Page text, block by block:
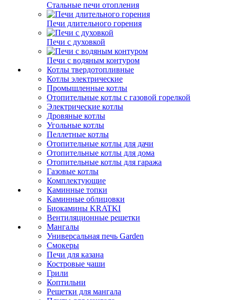
Стальные печи отопления
Печи длительного горения
Печи с духовкой
Печи с водяным контуром
Котлы твердотопливные
Котлы электрические
Промышленные котлы
Отопительные котлы с газовой горелкой
Электрические котлы
Дровяные котлы
Угольные котлы
Пеллетные котлы
Отопительные котлы для дачи
Отопительные котлы для дома
Отопительные котлы для гаража
Газовые котлы
Комплектующие
Каминные топки
Каминные облицовки
Биокамины KRATKI
Вентиляционные решетки
Мангалы
Универсальная печь Garden
Смокеры
Печи для казана
Костровые чаши
Грили
Коптильни
Решетки для мангала